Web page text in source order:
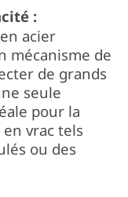
:
acier
mécanisme de
de grands
seule
pour la
vrac tels
ou des